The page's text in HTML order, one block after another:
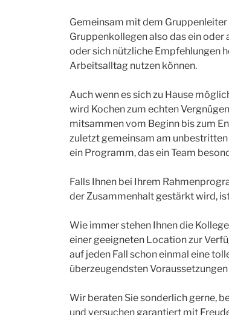
Gemeinsam mit dem
Gruppenkollegen also das ein oder
oder sich nützliche Empfehlungen
Arbeitsalltag nutzen können.
Auch wenn es sich zu Hause
wird Kochen zum echten
mitsammen vom Beginn bis zum
zuletzt gemeinsam am
ein Programm, das ein Team
Falls Ihnen bei Ihrem
der Zusammenhalt gestärkt wird,
Wie immer stehen Ihnen die
einer geeigneten Location zur
auf jeden Fall schon einmal eine
überzeugendsten
Wir beraten Sie sonderlich gerne,
und versuchen garantiert mit